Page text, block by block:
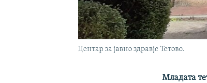
Центар за јавно здравје Тетово.
Младата